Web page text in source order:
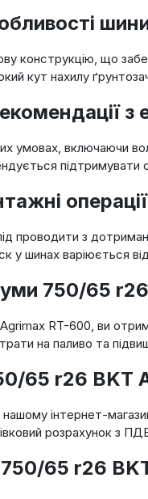
конструкцію, що
кут нахилу
умовах, включаючи
підтримувати
з
шинах варіюється
750/65
RT-600, ви
на паливо та
65 r26 BKT
нашому інтернет-
розрахунок з
65 r26